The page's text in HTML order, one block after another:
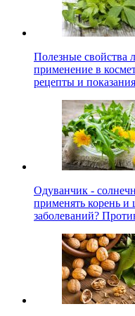
Полезные свойства
применение в
рецепты и показания
Одуванчик -
применять корень и
заболеваний?